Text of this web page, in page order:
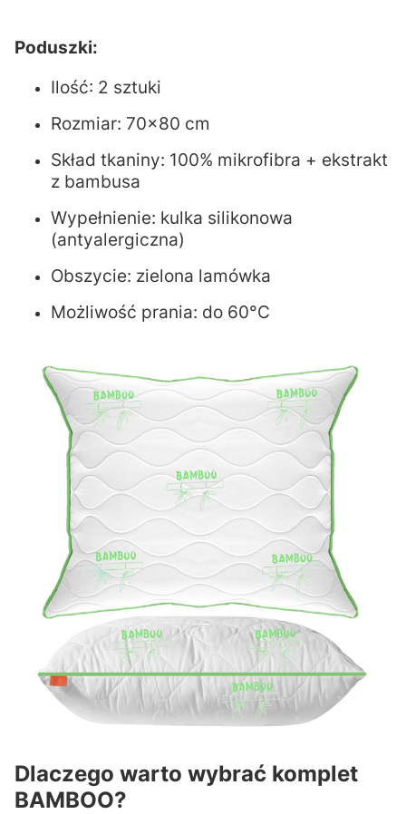
Poduszki:
Ilość: 2 sztuki
Rozmiar: 70x80 cm
Skład tkaniny: 100% mikrofibra + ekstrakt
z bambusa
Wypełnienie: kulka silikonowa
(antyalergiczna)
Obszycie: zielona lamówka
Możliwość prania: do 60°C
Dlaczego warto wybrać komplet
BAMBOO?